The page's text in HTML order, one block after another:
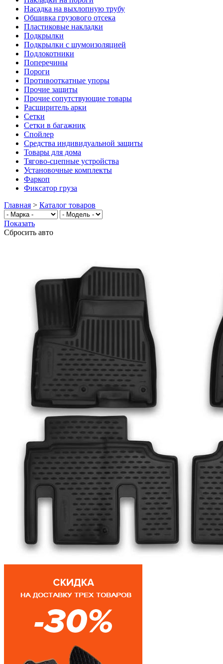
Насадка на выхлопную трубу
Обшивка грузового отсека
Пластиковые накладки
Подкрылки
Подкрылки с шумоизоляцией
Подлокотники
Поперечины
Пороги
Противооткатные упоры
Прочие защиты
Прочие сопутствующие товары
Расширитель арки
Сетки
Сетки в багажник
Спойлер
Средства индивидуальной защиты
Товары для дома
Тягово-сцепные устройства
Установочные комплекты
Фаркоп
Фиксатор груза
Главная > Каталог товаров
Показать
Сбросить авто